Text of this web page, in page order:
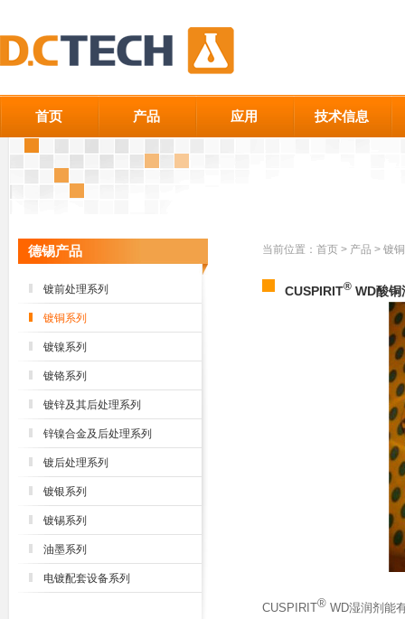
首页 产品 应用 技术信息
德锡产品
镀前处理系列
镀铜系列
镀镍系列
镀铬系列
镀锌及其后处理系列
锌镍合金及后处理系列
镀后处理系列
镀银系列
镀锡系列
油墨系列
电镀配套设备系列
当前位置： 首页 > 产品 > 镀
CUSPIRIT® WD酸铜
CUSPIRIT® WD湿润剂能